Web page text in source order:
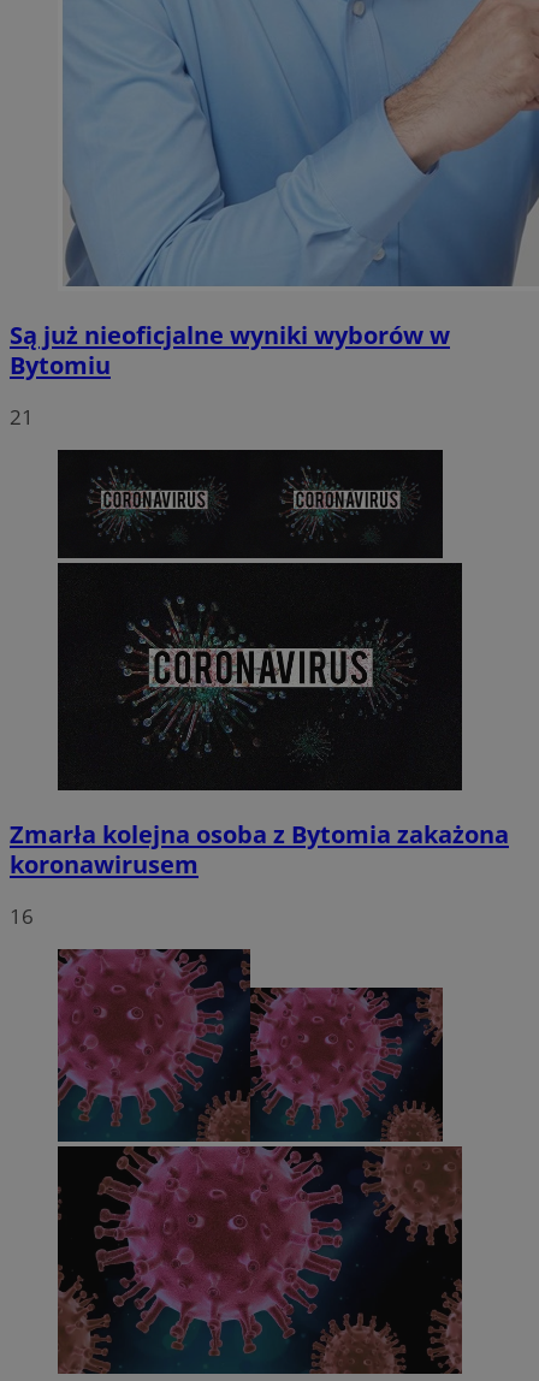
Są już nieoficjalne wyniki wyborów w
Bytomiu
21
Zmarła kolejna osoba z Bytomia zakażona
koronawirusem
16